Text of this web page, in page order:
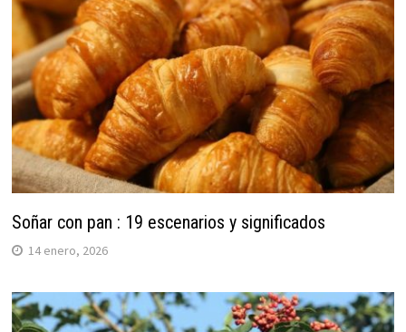
Soñar con pan : 19 escenarios y significados
14 enero, 2026